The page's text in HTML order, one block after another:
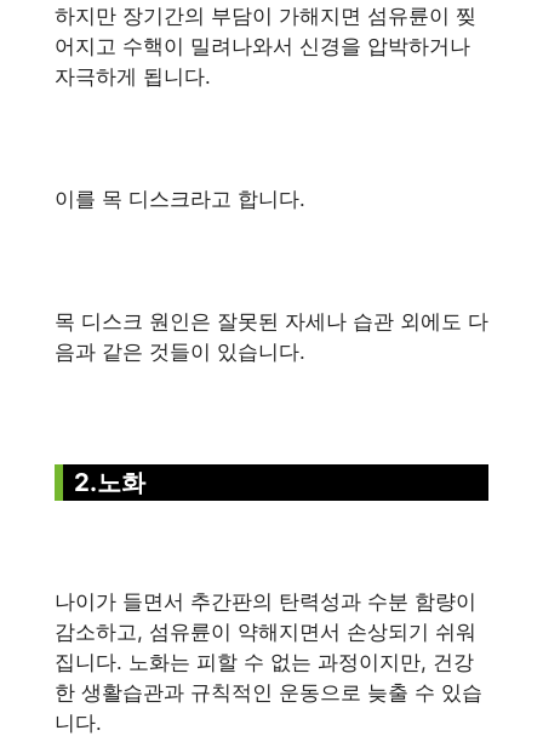
하지만 장기간의 부담이 가해지면 섬유륜이 찢
어지고 수핵이 밀려나와서 신경을 압박하거나
자극하게 됩니다.
이를 목 디스크라고 합니다.
목 디스크 원인은 잘못된 자세나 습관 외에도 다
음과 같은 것들이 있습니다.
2.노화
나이가 들면서 추간판의 탄력성과 수분 함량이
감소하고, 섬유륜이 약해지면서 손상되기 쉬워
집니다. 노화는 피할 수 없는 과정이지만, 건강
한 생활습관과 규칙적인 운동으로 늦출 수 있습
니다.